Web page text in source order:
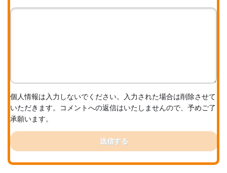
個人情報は入力しないでください。入力された場合は削除させて
いただきます。コメントへの返信はいたしませんので、予めご了
承願います。
送信する